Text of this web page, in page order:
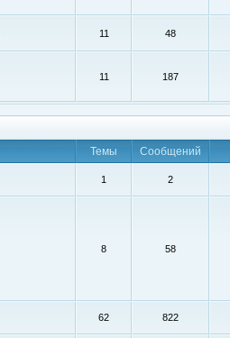
11 48
11 187
Темы Сообщений
1 2
8 58
62 822